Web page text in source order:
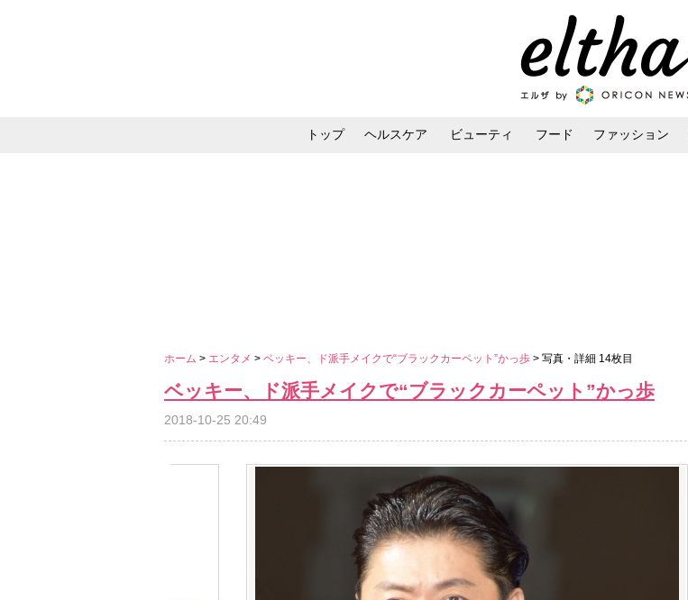
トップ ヘルスケア ビューティ フード ファッション
ホーム > エンタメ > ベッキー、ド派手メイクで“ブラックカーペット”かっ歩 > 写真・詳細 14枚目
ベッキー、ド派手メイクで“ブラックカーペット”かっ歩
2018-10-25 20:49